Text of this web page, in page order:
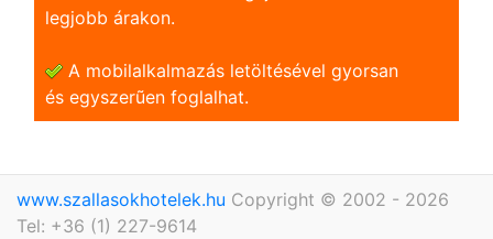
legjobb árakon.
A mobilalkalmazás letöltésével gyorsan
és egyszerũen foglalhat.
www.szallasokhotelek.hu Copyright © 2002 - 2026
Tel: +36 (1) 227-9614